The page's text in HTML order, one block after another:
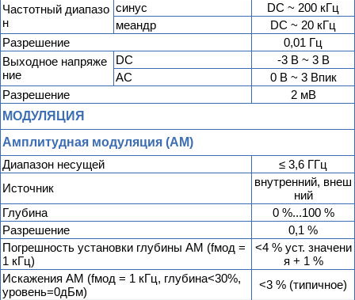
Частотный диапазо
н
синус
DC ~ 200 кГц
меандр
DC ~ 20 кГц
Разрешение
0,01 Гц
Выходное напряже
ние
DC
-3 В ~ 3 В
AC
0 В ~ 3 Впик
Разрешение
2 мВ
МОДУЛЯЦИЯ
Амплитудная модуляция (АМ)
Диапазон несущей
≤ 3,6 ГГц
Источник
внутренний, внеш
ний
Глубина
0 %...100 %
Разрешение
0,1 %
Погрешность установки глубины АМ (fмод =
1 кГц)
<4 % уст. значени
я + 1 %
Искажения АМ (fмод = 1 кГц, глубина<30%,
уровень=0дБм)
<3 % (типичное)